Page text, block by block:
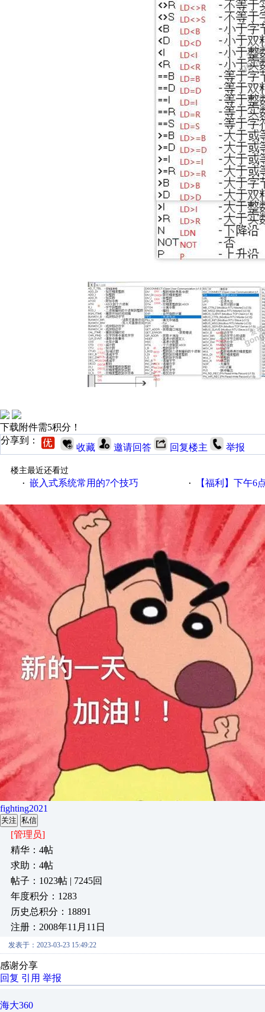
下载附件需5积分！
分享到：
收藏 邀请回答 回复楼主 举报
楼主最近还看过
· 嵌入式系统常用的7个技巧 · 【福利】下午6点论坛大
fighting2021
关注 私信
[管理员]
精华：4帖
求助：4帖
帖子：1023帖 | 7245回
年度积分：1283
历史总积分：18891
注册：2008年11月11日
发表于：2023-03-23 15:49:22
感谢分享
回复 引用 举报
海大360